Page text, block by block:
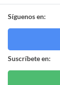
Síguenos en:
Suscríbete en: